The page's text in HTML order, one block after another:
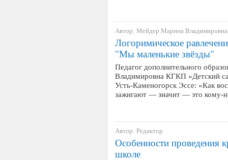
Автор: Мейдер Марина Владимировна
Логоримическое
"Мы маленькие звёзды"
Педагог дополнительного
Владимировна КГКП «Детский
Усть-Каменогорск Эссе: «Как
зажигают — значит — это кому-
Автор: Редактор
Особенности проведения
школе